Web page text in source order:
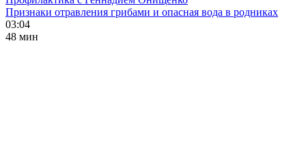
Признаки отравления грибами и опасная вода в родниках
03:04
48 мин